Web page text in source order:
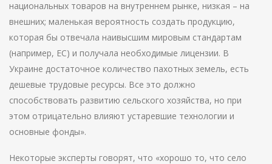
национальных товаров на внутреннем рынке, низкая – на
внешних; маленькая вероятность создать продукцию,
которая бы отвечала наивысшим мировым стандартам
(например, ЕС) и получала необходимые лицензии. В
Украине достаточное количество пахотных земель, есть
дешевые трудовые ресурсы. Все это должно
способствовать развитию сельского хозяйства, но при
этом отрицательно влияют устаревшие технологии и
основные фонды».
Некоторые эксперты говорят, что «хорошо то, что село